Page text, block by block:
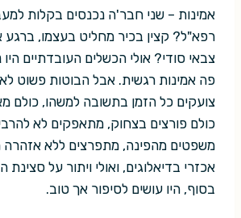
אמינות – שני חבר'ה נכנסים בקלות
רפא"ל? קצין בכיר מחליט בעצמו, ברגע
צבאי סודי? אולי הכשלים העובדתיים
פה אמינות רגשית. אבל הבוטות פשוט
צועקים כל הזמן בתשובה למשהו, כולם
כולם פורצים בצחוק, מתאפקים לא
משפטים מהפינה, מתפרצים ללא אזהרה
אכזרי בדיאלוגים, ואולי ויתור על
בסוף, היו עושים לסיפור אך טוב.